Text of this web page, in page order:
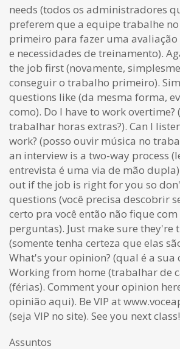
needs (todos os administradores
preferem que a equipe trabalhe
primeiro para fazer uma
e necessidades de treinamento).
the job first (novamente,
conseguir o trabalho primeiro).
questions like (da mesma forma,
como). Do I have to work overtime?
trabalhar horas extras?). Can I
work? (posso ouvir música no
an interview is a two-way process
entrevista é uma via de mão
out if the job is right for you so
questions (você precisa descobrir
certo pra você então não fique
perguntas). Just make sure they're
(somente tenha certeza que elas
What's your opinion? (qual é a sua
Working from home (trabalhar de
(férias). Comment your opinion
opinião aqui). Be VIP at
(seja VIP no site). See you next class!
Assuntos